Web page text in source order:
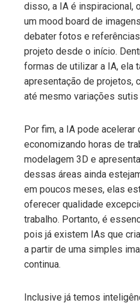
disso, a IA é inspiracional,
um mood board de
debater fotos e
projeto desde o início.
formas de utilizar a IA, ela
apresentação de projetos,
até mesmo variações
Por fim, a IA pode
economizando horas de
modelagem 3D e
dessas áreas ainda
em poucos meses, elas
oferecer qualidade
trabalho. Portanto, é
pois já existem IAs que
a partir de uma simples
continua.
Inclusive já temos